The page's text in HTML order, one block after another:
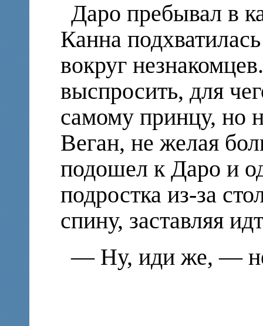
Даро пребывал в
Канна
вокруг
выспросить, для
самому принцу, но
Веган, не желая
подошел к Даро и
подростка из-за
спину, заставляя
— Ну, иди же, —